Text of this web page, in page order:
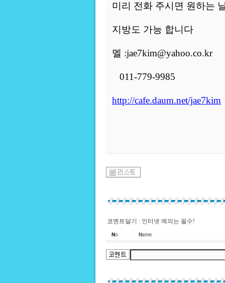
미리 전화 주시면 원하는
지방도 가능 합니다
멜 :jae7kim@yahoo.co.kr
011-779-9985
http://cafe.daum.net/jae7kim
코멘트달기 : 인터넷 예의는 필수!